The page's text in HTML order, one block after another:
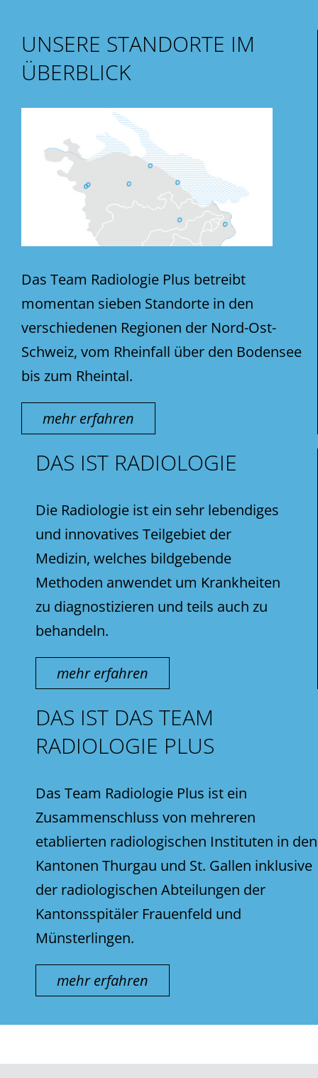
UNSERE STANDORTE IM
ÜBERBLICK
Das Team Radiologie Plus betreibt
momentan sieben Standorte in den
verschiedenen Regionen der Nord-Ost-
Schweiz, vom Rheinfall über den Bodensee
bis zum Rheintal.
mehr erfahren
DAS IST RADIOLOGIE
Die Radiologie ist ein sehr lebendiges
und innovatives Teilgebiet der
Medizin, welches bildgebende
Methoden anwendet um Krankheiten
zu diagnostizieren und teils auch zu
behandeln.
mehr erfahren
DAS IST DAS TEAM
RADIOLOGIE PLUS
Das Team Radiologie Plus ist ein
Zusammenschluss von mehreren
etablierten radiologischen Instituten in den
Kantonen Thurgau und St. Gallen inklusive
der radiologischen Abteilungen der
Kantonsspitäler Frauenfeld und
Münsterlingen.
mehr erfahren